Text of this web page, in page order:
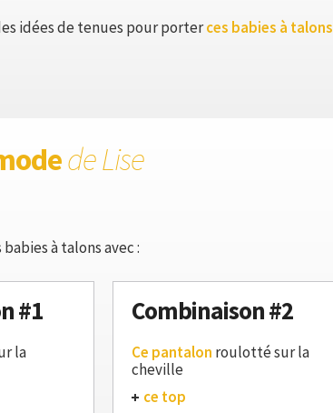
idées de tenues pour porterces babies à talons
de Lise
à talons avec :
#1
la
Combinaison #2
Ce pantalon roulotté sur la
cheville
ce top